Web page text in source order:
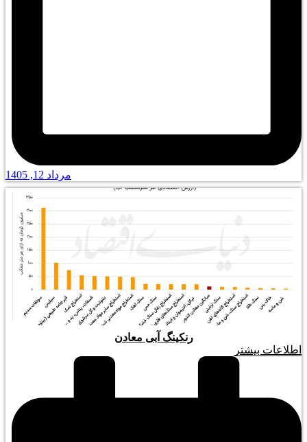
مرداد 12, 1405
رنکینگ آبی معادن
اطلاعات بیشتر